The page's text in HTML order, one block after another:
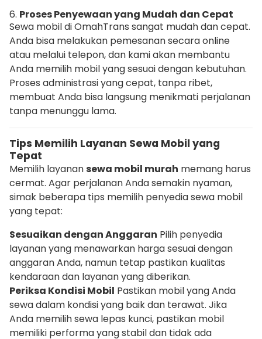
6. Proses Penyewaan yang Mudah dan Cepat
Sewa mobil di OmahTrans sangat mudah dan cepat.
Anda bisa melakukan pemesanan secara online
atau melalui telepon, dan kami akan membantu
Anda memilih mobil yang sesuai dengan kebutuhan.
Proses administrasi yang cepat, tanpa ribet,
membuat Anda bisa langsung menikmati perjalanan
tanpa menunggu lama.
Tips Memilih Layanan Sewa Mobil yang
Tepat
Memilih layanansewa mobil murah memang harus
cermat. Agar perjalanan Anda semakin nyaman,
simak beberapa tips memilih penyedia sewa mobil
yang tepat:
Sesuaikan dengan Anggaran Pilih penyedia
layanan yang menawarkan harga sesuai dengan
anggaran Anda, namun tetap pastikan kualitas
kendaraan dan layanan yang diberikan.
Periksa Kondisi Mobil Pastikan mobil yang Anda
sewa dalam kondisi yang baik dan terawat. Jika
Anda memilih sewa lepas kunci, pastikan mobil
memiliki performa yang stabil dan tidak ada